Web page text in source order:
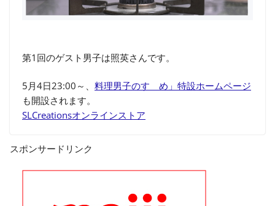
第1回のゲスト男子は照英さんです。
5月4日23:00～、 料理男子のすゝめ」特設ホームページ
も開設されます。
SLCreationsオンラインストア
スポンサードリンク